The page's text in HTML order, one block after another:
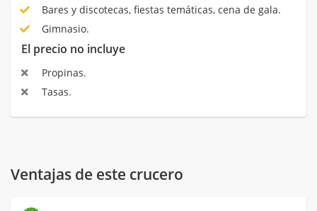
Bares y discotecas, fiestas temáticas, cena de gala.
Gimnasio.
El precio no incluye
Propinas.
Tasas.
Ventajas de este crucero